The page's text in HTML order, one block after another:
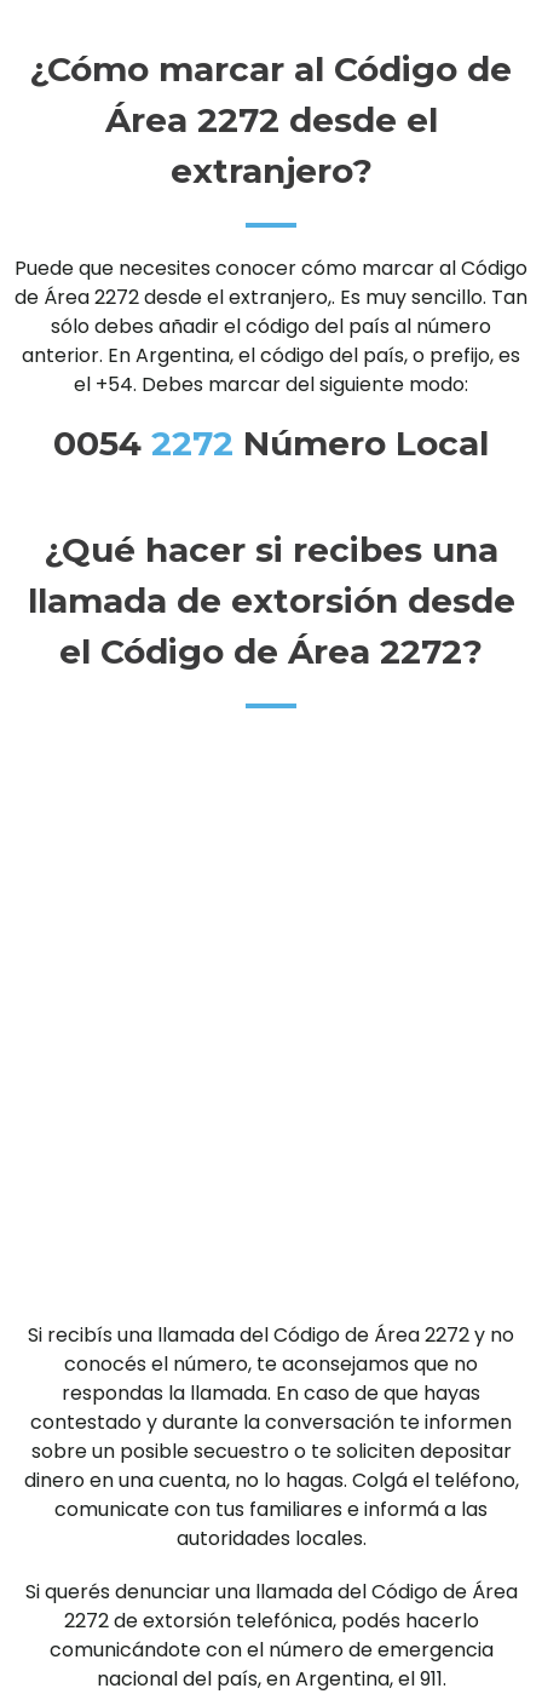
¿Cómo marcar al Código de
Área 2272 desde el
extranjero?
Puede que necesites conocer cómo marcar al Código
de Área 2272 desde el extranjero,. Es muy sencillo. Tan
sólo debes añadir el código del país al número
anterior. En Argentina, el código del país, o prefijo, es
el +54. Debes marcar del siguiente modo:
0054 2272 Número Local
¿Qué hacer si recibes una
llamada de extorsión desde
el Código de Área 2272?
Si recibís una llamada del Código de Área 2272 y no
conocés el número, te aconsejamos que no
respondas la llamada. En caso de que hayas
contestado y durante la conversación te informen
sobre un posible secuestro o te soliciten depositar
dinero en una cuenta, no lo hagas. Colgá el teléfono,
comunicate con tus familiares e informá a las
autoridades locales.
Si querés denunciar una llamada del Código de Área
2272 de extorsión telefónica, podés hacerlo
comunicándote con el número de emergencia
nacional del país, en Argentina, el 911.